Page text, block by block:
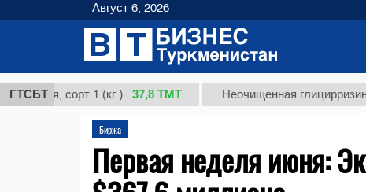
ГТСБТ
сорт 1 (кг.) 37,8 ТМТ Неочищенная глицирризиновая
Биржа
Первая неделя июня:
Август 6, 2026